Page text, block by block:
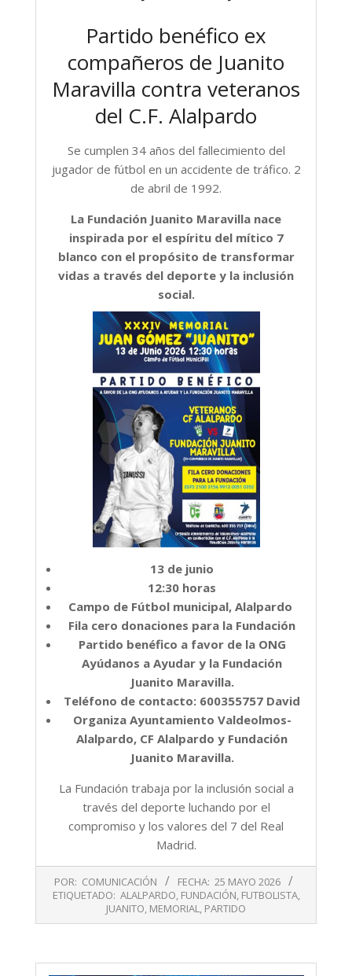
Partido benéfico ex
compañeros de Juanito
Maravilla contra veteranos
del C.F. Alalpardo
Se cumplen 34 años del fallecimiento del
jugador de fútbol en un accidente de tráfico. 2
de abril de 1992.
La Fundación Juanito Maravilla nace
inspirada por el espíritu del mítico 7
blanco con el propósito de transformar
vidas a través del deporte y la inclusión
social.
13 de junio
12:30 horas
Campo de Fútbol municipal, Alalpardo
Fila cero donaciones para la Fundación
Partido benéfico a favor de la ONG
Ayúdanos a Ayudar y la Fundación
Juanito Maravilla.
Teléfono de contacto: 600355757 David
Organiza Ayuntamiento Valdeolmos-
Alalpardo, CF Alalpardo y Fundación
Juanito Maravilla.
La Fundación trabaja por la inclusión social a
través del deporte luchando por el
compromiso y los valores del 7 del Real
Madrid.
05-
POR: COMUNICACIÓN FECHA: 25 MAYO 2026
ETIQUETADO: ALALPARDO, FUNDACIÓN, FUTBOLISTA,
JUANITO, MEMORIAL, PARTIDO